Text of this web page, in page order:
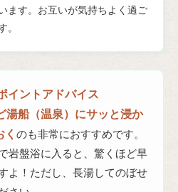
ます。お互いが気持ちよく過ご
。
イントアドバイス
湯船（温泉）にサッと浸か
のも非常におすすめです。
岩盤浴に入ると、驚くほど早
よ！ただし、長湯してのぼせ